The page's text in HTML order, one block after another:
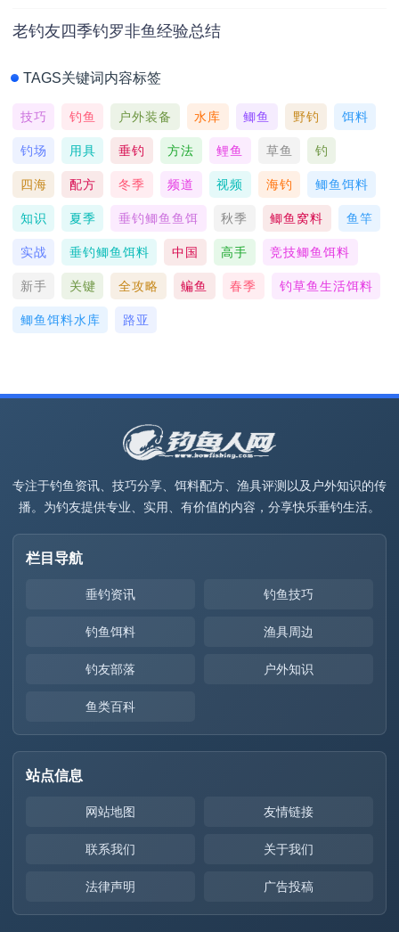
老钓友四季钓罗非鱼经验总结
TAGS关键词内容标签
技巧 钓鱼 户外装备 水库 鲫鱼 野钓 饵料
钓场 用具 垂钓 方法 鲤鱼 草鱼 钓
四海 配方 冬季 频道 视频 海钓 鲫鱼饵料
知识 夏季 垂钓鲫鱼鱼饵 秋季 鲫鱼窝料 鱼竿
实战 垂钓鲫鱼饵料 中国 高手 竞技鲫鱼饵料
新手 关键 全攻略 鳊鱼 春季 钓草鱼生活饵料
鲫鱼饵料水库 路亚
专注于钓鱼资讯、技巧分享、饵料配方、渔具评测以及户外知识的传
播。为钓友提供专业、实用、有价值的内容，分享快乐垂钓生活。
栏目导航
垂钓资讯 钓鱼技巧
钓鱼饵料 渔具周边
钓友部落 户外知识
鱼类百科
站点信息
网站地图 友情链接
联系我们 关于我们
法律声明 广告投稿